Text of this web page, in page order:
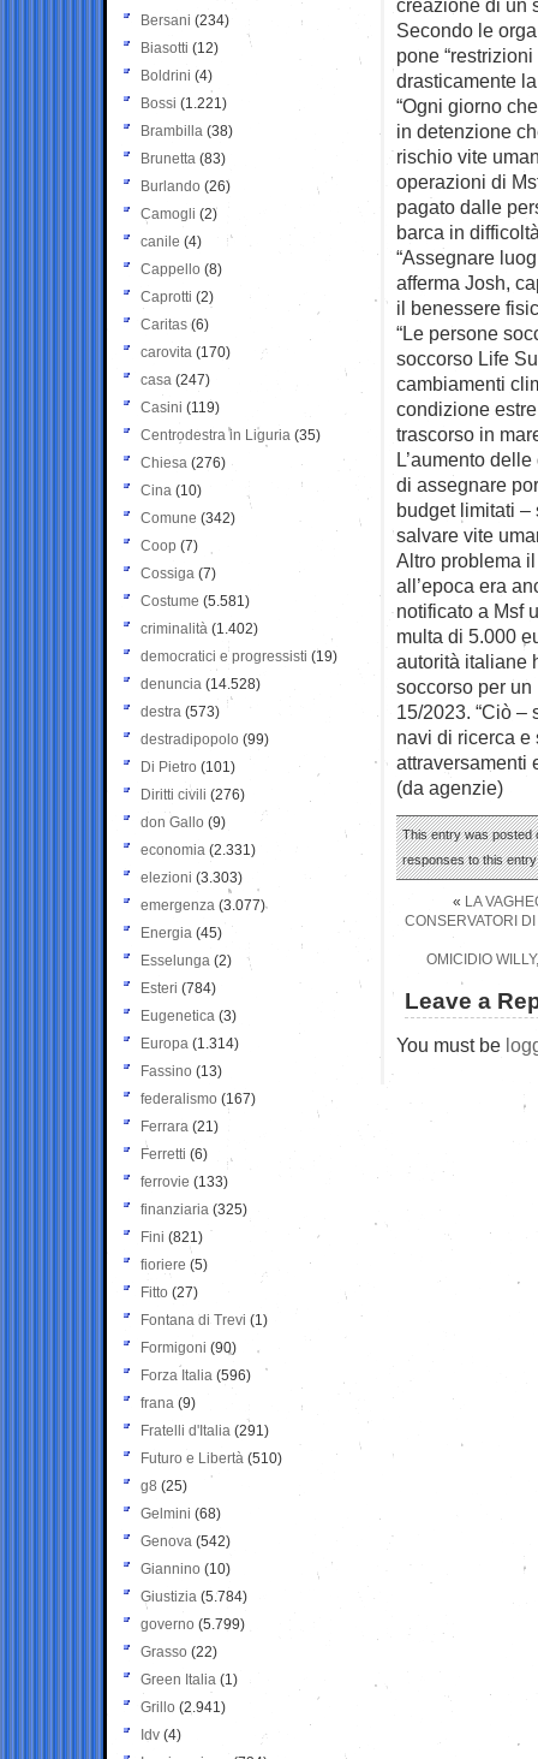
creazione di un
Secondo le
pone
drasticamente
“Ogni giorno
in detenzione
rischio vite
operazioni di
pagato dalle
barca in
“Assegnare
afferma Josh,
il benessere
“Le persone
soccorso Life
cambiamenti
condizione
trascorso in
L’aumento
di assegnare
budget limitati
salvare vite
Altro problema
all’epoca era
notificato a Msf
multa di 5.000
autorità italiane
soccorso per
15/2023. “Ciò
navi di ricerca e
attraversamenti
(da agenzie)
This entry was posted
responses to this
« LA
CONSERVATORI
OMICIDIO
Leave a
You must be
Bersani (234)
Biasotti (12)
Boldrini (4)
Bossi (1.221)
Brambilla (38)
Brunetta (83)
Burlando (26)
Camogli (2)
canile (4)
Cappello (8)
Caprotti (2)
Caritas (6)
carovita (170)
casa (247)
Casini (119)
Centrodestra in Liguria (35)
Chiesa (276)
Cina (10)
Comune (342)
Coop (7)
Cossiga (7)
Costume (5.581)
criminalità (1.402)
democratici e progressisti (19)
denuncia (14.528)
destra (573)
destradipopolo (99)
Di Pietro (101)
Diritti civili (276)
don Gallo (9)
economia (2.331)
elezioni (3.303)
emergenza (3.077)
Energia (45)
Esselunga (2)
Esteri (784)
Eugenetica (3)
Europa (1.314)
Fassino (13)
federalismo (167)
Ferrara (21)
Ferretti (6)
ferrovie (133)
finanziaria (325)
Fini (821)
fioriere (5)
Fitto (27)
Fontana di Trevi (1)
Formigoni (90)
Forza Italia (596)
frana (9)
Fratelli d'Italia (291)
Futuro e Libertà (510)
g8 (25)
Gelmini (68)
Genova (542)
Giannino (10)
Giustizia (5.784)
governo (5.799)
Grasso (22)
Green Italia (1)
Grillo (2.941)
Idv (4)